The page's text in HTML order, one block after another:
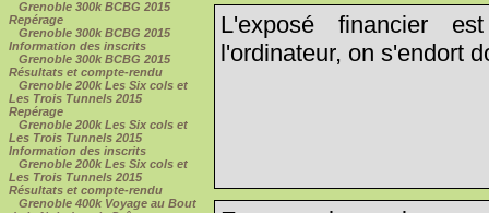
Grenoble 300k BCBG 2015
Repérage
Grenoble 300k BCBG 2015
Information des inscrits
Grenoble 300k BCBG 2015
Résultats et compte-rendu
Grenoble 200k Les Six cols et
Les Trois Tunnels 2015
Repérage
Grenoble 200k Les Six cols et
Les Trois Tunnels 2015
Information des inscrits
Grenoble 200k Les Six cols et
Les Trois Tunnels 2015
Résultats et compte-rendu
Grenoble 400k Voyage au Bout
L'exposé financier
l'ordinateur, on s'endort